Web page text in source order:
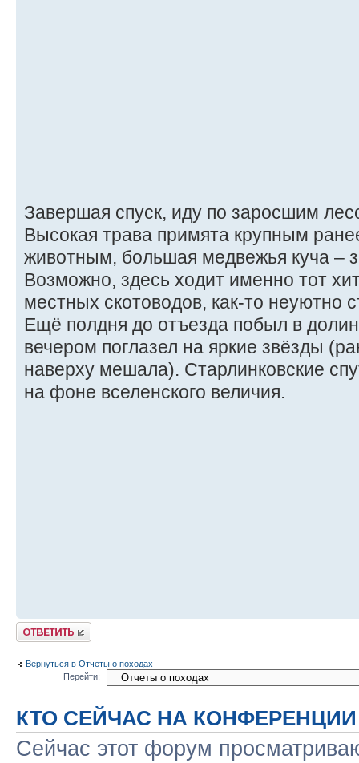
Завершая спуск, иду по заросшим
Высокая трава примята крупным
животным, большая медвежья куча –
Возможно, здесь ходит именно тот
местных скотоводов, как-то неуютно
Ещё полдня до отъезда побыл в
вечером поглазел на яркие звёзды
наверху мешала). Старлинковские
на фоне вселенского величия.
Ответить
Вернуться в Отчеты о походах
Перейти:
КТО СЕЙЧАС НА КОНФЕРЕНЦИИ
Сейчас этот форум